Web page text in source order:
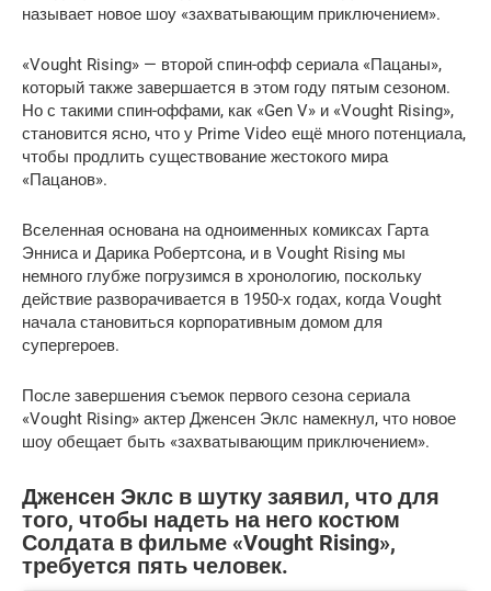
называет новое шоу «захватывающим приключением».
«Vought Rising» — второй спин-офф сериала «Пацаны»,
который также завершается в этом году пятым сезоном.
Но с такими спин-оффами, как «Gen V» и «Vought Rising»,
становится ясно, что у Prime Video ещё много потенциала,
чтобы продлить существование жестокого мира
«Пацанов».
Вселенная основана на одноименных комиксах Гарта
Энниса и Дарика Робертсона, и в Vought Rising мы
немного глубже погрузимся в хронологию, поскольку
действие разворачивается в 1950-х годах, когда Vought
начала становиться корпоративным домом для
супергероев.
После завершения съемок первого сезона сериала
«Vought Rising» актер Дженсен Эклс намекнул, что новое
шоу обещает быть «захватывающим приключением».
Дженсен Эклс в шутку заявил, что для
того, чтобы надеть на него костюм
Солдата в фильме «Vought Rising»,
требуется пять человек.